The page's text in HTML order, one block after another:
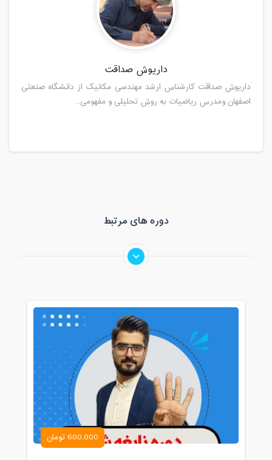
داریوش صداقت
داریوش صداقت کارشناس ارشد مهندسی مکانیک از دانشگاه صنعتی
اصفهان ومدرس ریاضیات به روش تحلیلی و مفهومی...
دوره های مرتبط
600,000 تومان